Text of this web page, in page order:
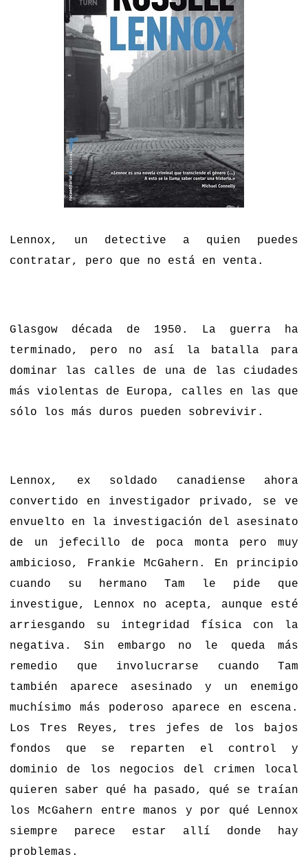
Lennox, un detective a quien puedes
contratar, pero que no está en venta.
Glasgow década de 1950. La guerra ha
terminado, pero no así la batalla para
dominar las calles de una de las ciudades
más violentas de Europa, calles en las que
sólo los más duros pueden sobrevivir.
Lennox, ex soldado canadiense ahora
convertido en investigador privado, se ve
envuelto en la investigación del asesinato
de un jefecillo de poca monta pero muy
ambicioso, Frankie McGahern. En principio
cuando su hermano Tam le pide que
investigue, Lennox no acepta, aunque esté
arriesgando su integridad física con la
negativa. Sin embargo no le queda más
remedio que involucrarse cuando Tam
también aparece asesinado y un enemigo
muchísimo más poderoso aparece en escena.
Los Tres Reyes, tres jefes de los bajos
fondos que se reparten el control y
dominio de los negocios del crimen local
quieren saber qué ha pasado, qué se traían
los McGahern entre manos y por qué Lennox
siempre parece estar allí donde hay
problemas.